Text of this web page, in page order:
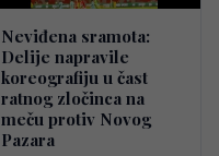
Neviđena sramota:
Delije napravile
koreografiju u čast
ratnog zločinca na
meču protiv Novog
Pazara